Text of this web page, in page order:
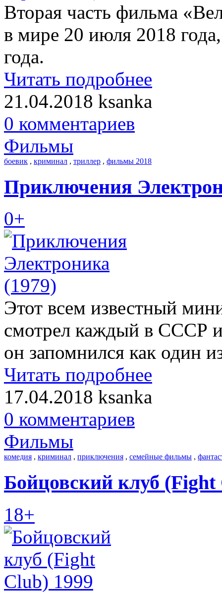
Вторая часть фильма
в мире 20 июля 2018
года.
Читать подробнее
21.04.2018 ksanka
0 комментариев
Фильмы
боевик , криминал , триллер , фильмы 2018
Приключения
0+
Этот всем известный
смотрел каждый в СССР
он запомнился как один
Читать подробнее
17.04.2018 ksanka
0 комментариев
Фильмы
комедия , криминал , приключения , семейные фильмы ,
Бойцовский клуб (Fight
18+